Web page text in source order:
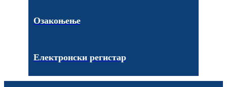
Озакоњење
Електронски регистар